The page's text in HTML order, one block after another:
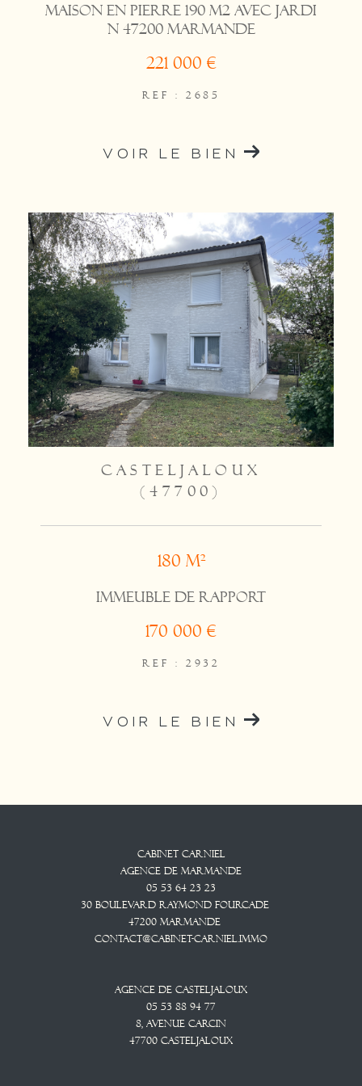
Maison en pierre 190 m2 avec jardi
n 47200 MARMANDE
221 000 €
REF : 2685
VOIR LE BIEN
CASTELJALOUX
(47700)
180 m²
Immeuble de rapport
170 000 €
REF : 2932
VOIR LE BIEN
Cabinet CARNIEL
Agence De Marmande
05 53 64 23 23
30 Boulevard Raymond Fourcade
47200
Marmande
contact@cabinet-carniel.immo
Agence De Casteljaloux
05 53 88 94 77
8, Avenue CARCIN
47700
CASTELJALOUX